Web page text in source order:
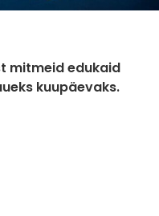
mitmeid edukaid
kuupäevaks.